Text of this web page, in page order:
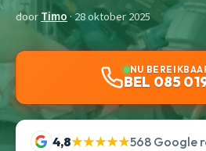
doorTimo· 28 oktober 2025
NU
BEL 085
4,8★★★★★568 Google